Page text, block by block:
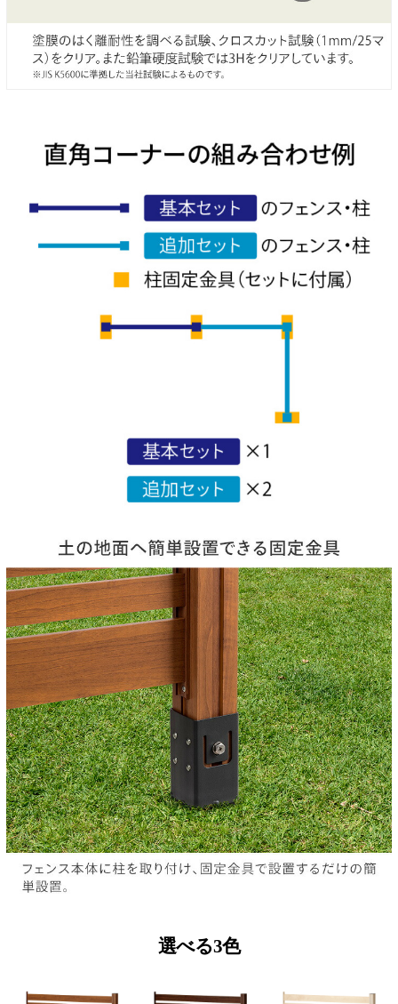
選べる3色